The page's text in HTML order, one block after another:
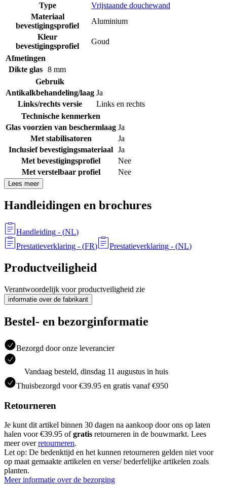
Type
Vrijstaande douchewand
Materiaal
bevestigingsprofiel
Aluminium
Kleur
bevestigingsprofiel
Goud
Afmetingen
Dikte glas 8 mm
Gebruik
Antikalkbehandeling/laag Ja
Links/rechts versie
Links en rechts
Technische kenmerken
Glas voorzien van beschermlaag Ja
Met stabilisatoren
Ja
Inclusief bevestigingsmateriaal Ja
Met bevestigingsprofiel
Nee
Met verstelbaar profiel
Nee
Lees meer
Handleidingen en brochures
Handleiding - (NL)
Prestatieverklaring - (FR) Prestatieverklaring - (NL)
Productveiligheid
Verantwoordelijk voor productveiligheid zie
informatie over de fabrikant
Bestel- en bezorginformatie
Bezorgd door onze leverancier
Vandaag besteld, dinsdag 11 augustus in huis
Thuisbezorgd voor €39.95 en gratis vanaf €950
Retourneren
Je kunt dit artikel binnen 30 dagen na aankoop door ons op laten
halen voor €39.95 ofgratis retourneren in de bouwmarkt. Lees
meer overretourneren.
Let op: De bedenktijd en het kunnen retourneren gelden niet voor
op maat gemaakte artikelen en verse/ bederfelijke artikelen zoals
planten.
Meer informatie over de bezorging